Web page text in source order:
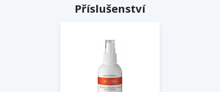
Příslušenství